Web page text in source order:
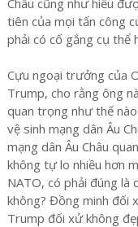
tiên của mọi tấn công
phải có cố gắng cụ thể
Cựu ngoại trưởng của
Trump, cho rằng ông
quan trọng như thế
vệ sinh mạng dân Âu
mạng dân Âu Châu
không tự lo nhiều hơn
NATO, có phải đúng là
không? Đồng minh đối
Trump đối xử không